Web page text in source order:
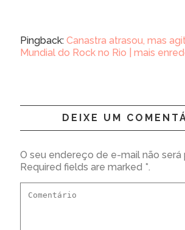
Pingback: Canastra atrasou, mas
Mundial do Rock no Rio | mais
DEIXE UM
O seu endereço de e-mail não será
Required fields are marked *.